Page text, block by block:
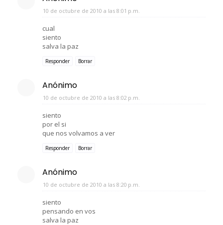
10 de octubre de 2010 a las 8:01 p.m.
cual
siento
salva la paz
Responder Borrar
Anónimo
10 de octubre de 2010 a las 8:02 p.m.
siento
por el si
que nos volvamos a ver
Responder Borrar
Anónimo
10 de octubre de 2010 a las 8:20 p.m.
siento
pensando en vos
salva la paz